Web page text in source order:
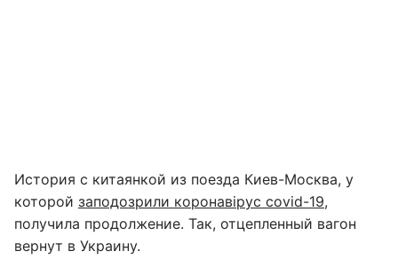
История с китаянкой из поезда Киев-Москва, у
которой заподозрили коронавірус covid-19,
получила продолжение. Так, отцепленный вагон
вернут в Украину.